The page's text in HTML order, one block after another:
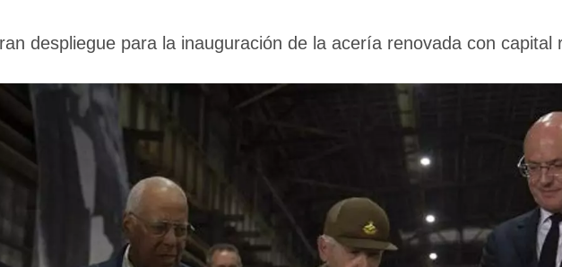
despliegue para la inauguración de la acería renovada con capital